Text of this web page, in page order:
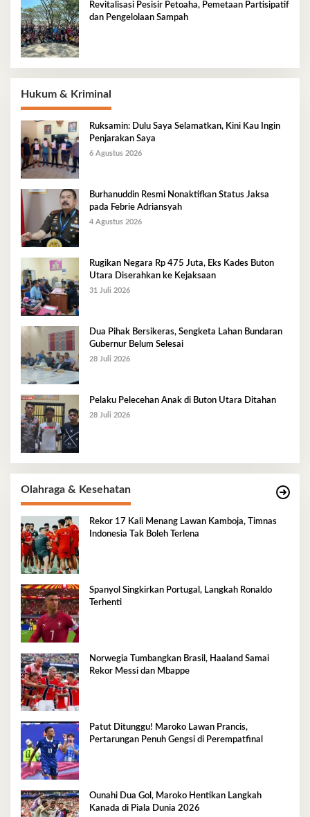
Revitalisasi Pesisir Petoaha, Pemetaan Partisipatif
dan Pengelolaan Sampah
Hukum & Kriminal
Ruksamin: Dulu Saya Selamatkan, Kini Kau Ingin
Penjarakan Saya
6 Agustus 2026
Burhanuddin Resmi Nonaktifkan Status Jaksa
pada Febrie Adriansyah
4 Agustus 2026
Rugikan Negara Rp 475 Juta, Eks Kades Buton
Utara Diserahkan ke Kejaksaan
31 Juli 2026
Dua Pihak Bersikeras, Sengketa Lahan Bundaran
Gubernur Belum Selesai
28 Juli 2026
Pelaku Pelecehan Anak di Buton Utara Ditahan
28 Juli 2026
Olahraga & Kesehatan
Rekor 17 Kali Menang Lawan Kamboja, Timnas
Indonesia Tak Boleh Terlena
Spanyol Singkirkan Portugal, Langkah Ronaldo
Terhenti
Norwegia Tumbangkan Brasil, Haaland Samai
Rekor Messi dan Mbappe
Patut Ditunggu! Maroko Lawan Prancis,
Pertarungan Penuh Gengsi di Perempatfinal
Ounahi Dua Gol, Maroko Hentikan Langkah
Kanada di Piala Dunia 2026